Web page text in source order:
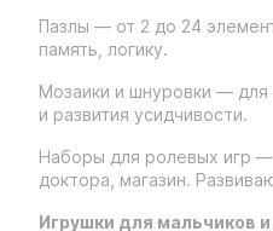
Пазлы — от 2 до 24
память, логику.
Мозаики и шнуровки — для
и развития усидчивости.
Наборы для ролевых игр —
доктора, магазин.
Игрушки для мальчиков